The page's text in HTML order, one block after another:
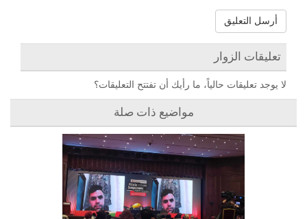
أرسل التعليق
تعليقات الزوار
لا يوجد تعليقات حالياً، ما رأيك أن تفتتح التعليقات؟
مواضيع ذات صلة